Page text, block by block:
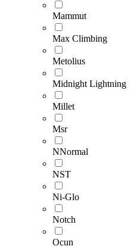
Mammut
Max Climbing
Metolius
Midnight Lightning
Millet
Msr
NNormal
NST
Ni-Glo
Notch
Ocun